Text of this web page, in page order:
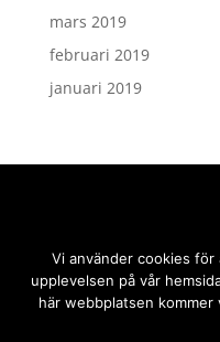
mars 2019
februari 2019
januari 2019
Vi använder cookies
upplevelsen på vår
här webbplatsen